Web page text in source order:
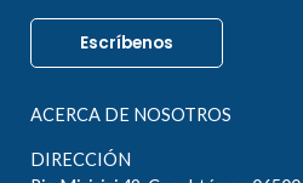
Escríbenos
ACERCA DE NOSOTROS
DIRECCIÓN